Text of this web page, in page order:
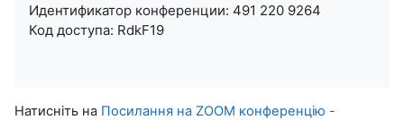
Идентификатор конференции: 491 220 9264
Код доступа: RdkF19
Натисніть на Посилання на ZOOM конференцію -